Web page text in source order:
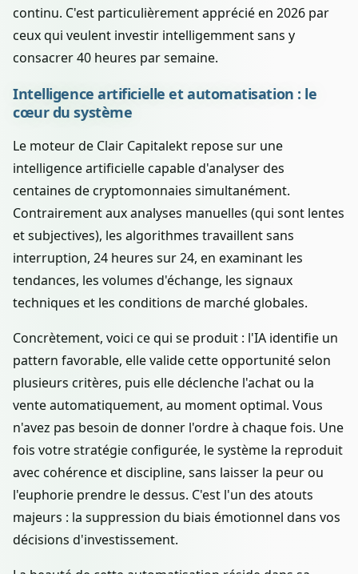
continu. C'est particulièrement apprécié en 2026 par
ceux qui veulent investir intelligemment sans y
consacrer 40 heures par semaine.
Intelligence artificielle et automatisation : le
cœur du système
Le moteur de Clair Capitalekt repose sur une
intelligence artificielle capable d'analyser des
centaines de cryptomonnaies simultanément.
Contrairement aux analyses manuelles (qui sont lentes
et subjectives), les algorithmes travaillent sans
interruption, 24 heures sur 24, en examinant les
tendances, les volumes d'échange, les signaux
techniques et les conditions de marché globales.
Concrètement, voici ce qui se produit : l'IA identifie un
pattern favorable, elle valide cette opportunité selon
plusieurs critères, puis elle déclenche l'achat ou la
vente automatiquement, au moment optimal. Vous
n'avez pas besoin de donner l'ordre à chaque fois. Une
fois votre stratégie configurée, le système la reproduit
avec cohérence et discipline, sans laisser la peur ou
l'euphorie prendre le dessus. C'est l'un des atouts
majeurs : la suppression du biais émotionnel dans vos
décisions d'investissement.